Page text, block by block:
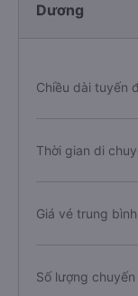
Dương
Chiều dài tuyến
Thời gian di
Giá vé trung bình
Số lượng chuyến